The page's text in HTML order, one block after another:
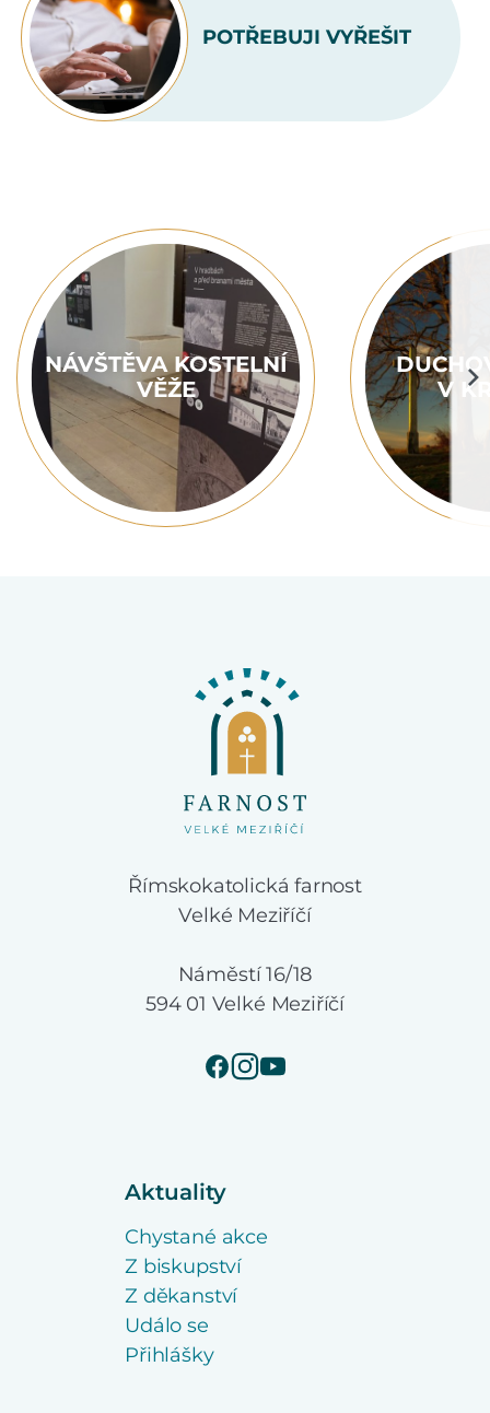
POTŘEBUJI VYŘEŠIT
NÁVŠTĚVA KOSTELNÍ
VĚŽE
V
Římskokatolická farnost
Velké Meziříčí
Náměstí 16/18
594 01 Velké Meziříčí
Aktuality
Chystané akce
Z biskupství
Z děkanství
Událo se
Přihlášky